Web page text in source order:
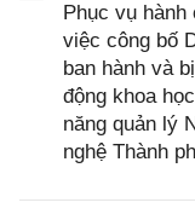
Phục vụ
việc công bố
ban hành và
động khoa
năng quản lý
nghệ Thành